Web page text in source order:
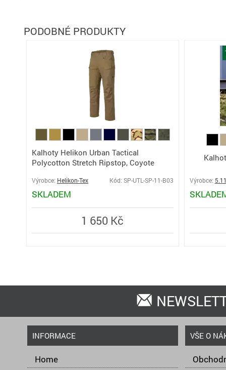
PODOBNÉ PRODUKTY
Kalhoty Helikon Urban Tactical
Polycotton Stretch Ripstop, Coyote
Výrobce: Helikon-Tex Kód: SP-UTL-SP-11-B03
SKLADEM
1 650 Kč
Výrobce:
INFORMACE
Home
VŠE O